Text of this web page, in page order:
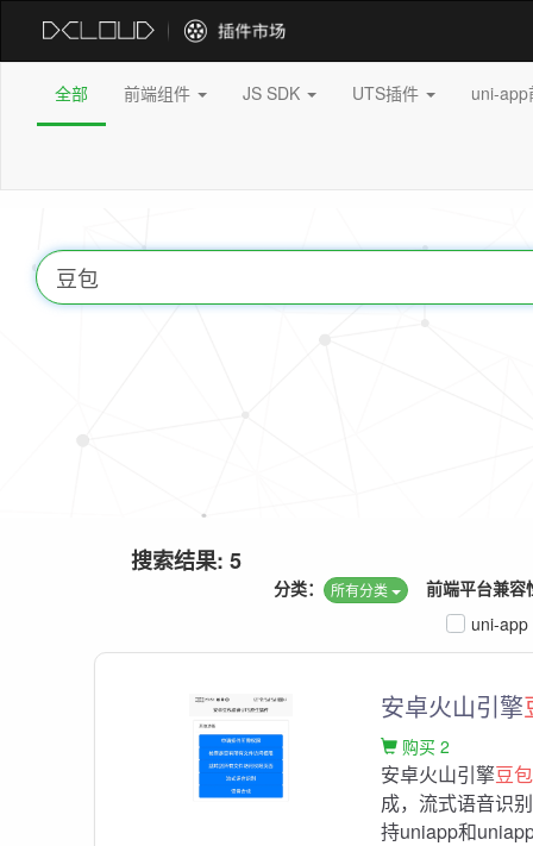
全部 前端组件 JS SDK UTS插件 uni-
搜索结果: 5
前端平台兼容
分类： 所有分类
uni-app
安卓火山引擎
购买 2
安卓火山引擎豆包
成，流式语音识
持uniapp和